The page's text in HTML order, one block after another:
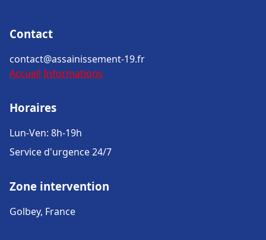
Contact
contact@assainissement-19.fr
Accueil Informations
Horaires
Lun-Ven: 8h-19h
Service d'urgence 24/7
Zone intervention
Golbey, France